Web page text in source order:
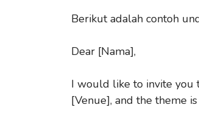
Berikut adalah contoh
Dear [Nama],
I would like to invite you
[Venue], and the theme